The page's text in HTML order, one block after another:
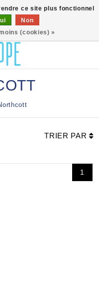
TRIER PAR
1
ce site plus fonctionnel
Non
(cookies) »